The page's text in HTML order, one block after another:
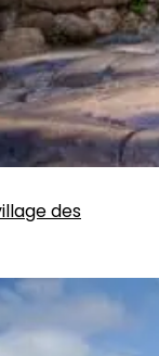
des